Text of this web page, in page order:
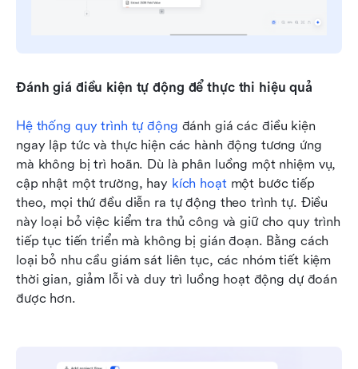
Đánh giá điều kiện tự động để thực thi hiệu quả
Hệ thống quy trình tự động đánh giá các điều kiện
ngay lập tức và thực hiện các hành động tương ứng
mà không bị trì hoãn. Dù là phân luồng một nhiệm vụ,
cập nhật một trường, hay kích hoạt một bước tiếp
theo, mọi thứ đều diễn ra tự động theo trình tự. Điều
này loại bỏ việc kiểm tra thủ công và giữ cho quy trình
tiếp tục tiến triển mà không bị gián đoạn. Bằng cách
loại bỏ nhu cầu giám sát liên tục, các nhóm tiết kiệm
thời gian, giảm lỗi và duy trì luồng hoạt động dự đoán
được hơn.